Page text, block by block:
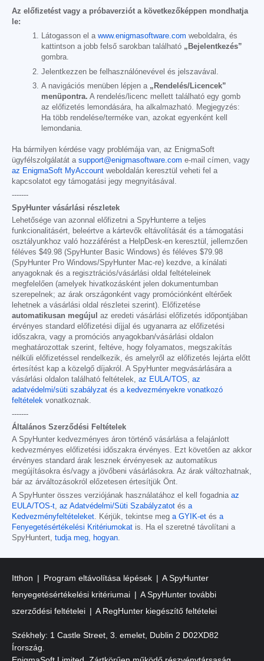
Az előfizetést vagy a próbaverziót a következőképpen mondhatja
le:
Látogasson el a www.enigmasoftware.com weboldalra, és
kattintson a jobb felső sarokban található „Bejelentkezés”
gombra.
Jelentkezzen be felhasználónevével és jelszavával.
A navigációs menüben lépjen a „Rendelés/Licencek”
menüpontra. A rendelés/licenc mellett található egy gomb
az előfizetés lemondására, ha alkalmazható. Megjegyzés:
Ha több rendelése/terméke van, azokat egyenként kell
lemondania.
Ha bármilyen kérdése vagy problémája van, az EnigmaSoft
ügyfélszolgálatát a support@enigmasoftware.com e-mail címen, vagy
az EnigmaSoft MyAccount weboldalán keresztül veheti fel a
kapcsolatot egy támogatási jegy megnyitásával.
-------
SpyHunter vásárlási részletek
Lehetősége van azonnal előfizetni a SpyHunterre a teljes
funkcionalitásért, beleértve a kártevők eltávolítását és a támogatási
osztályunkhoz való hozzáférést a HelpDesk-en keresztül, jellemzően
féléves $49.98 (SpyHunter Basic Windows) és féléves $79.98
(SpyHunter Pro Windows/SpyHunter Mac-re) kezdve, a kínálati
anyagoknak és a regisztrációs/vásárlási oldal feltételeinek
megfelelően (amelyek hivatkozásként jelen dokumentumban
szerepelnek; az árak országonként vagy promóciónként eltérőek
lehetnek a vásárlási oldal részletei szerint). Előfizetése
automatikusan megújul
az eredeti vásárlási előfizetés időpontjában
érvényes standard előfizetési díjjal és ugyanarra az előfizetési
időszakra, vagy a promóciós anyagokban/vásárlási oldalon
meghatározottak szerint, feltéve, hogy folyamatos, megszakítás
nélküli előfizetéssel rendelkezik, és amelyről az előfizetés lejárta előtt
értesítést kap a közelgő díjakról. A SpyHunter megvásárlására a
vásárlási oldalon található feltételek, az EULA/TOS, az
adatvédelmi/süti szabályzat és a kedvezményekre vonatkozó
feltételek vonatkoznak.
-------
Általános Szerződési Feltételek
A SpyHunter kedvezményes áron történő vásárlása a felajánlott
kedvezményes előfizetési időszakra érvényes. Ezt követően az akkor
érvényes standard árak lesznek érvényesek az automatikus
megújításokra és/vagy a jövőbeni vásárlásokra. Az árak változhatnak,
bár az árváltozásokról előzetesen értesítjük Önt.
A SpyHunter összes verziójának használatához el kell fogadnia az
EULA/TOS-t, az Adatvédelmi/Süti Szabályzatot és a
Kedvezményfeltételeket. Kérjük, tekintse meg a GYIK-et és a
Fenyegetésértékelési Kritériumokat is. Ha el szeretné távolítani a
SpyHuntert, tudja meg, hogyan.
Itthon Program eltávolítása lépések
A SpyHunter
fenyegetésértékelési kritériumai
A SpyHunter további
szerződési feltételei
A RegHunter kiegészítő feltételei
Székhely: 1 Castle Street, 3. emelet, Dublin 2 D02XD82
Írország.